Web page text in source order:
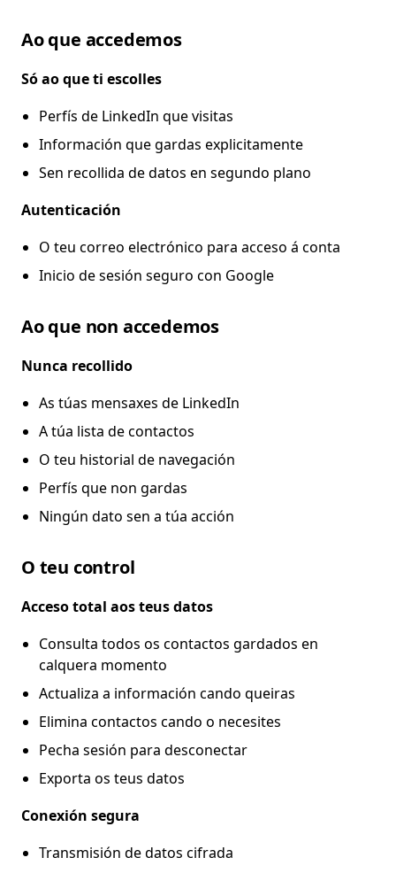
Ao que accedemos
Só ao que ti escolles
Perfís de LinkedIn que visitas
Información que gardas explicitamente
Sen recollida de datos en segundo plano
Autenticación
O teu correo electrónico para acceso á conta
Inicio de sesión seguro con Google
Ao que non accedemos
Nunca recollido
As túas mensaxes de LinkedIn
A túa lista de contactos
O teu historial de navegación
Perfís que non gardas
Ningún dato sen a túa acción
O teu control
Acceso total aos teus datos
Consulta todos os contactos gardados en
calquera momento
Actualiza a información cando queiras
Elimina contactos cando o necesites
Pecha sesión para desconectar
Exporta os teus datos
Conexión segura
Transmisión de datos cifrada